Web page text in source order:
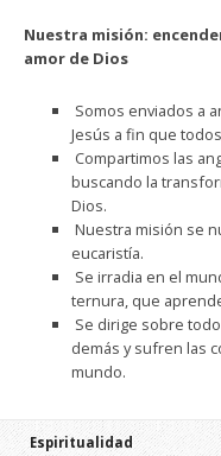
Nuestra misión:
amor de Dios
Somos enviados a
Jesús a fin que
Compartimos las
buscando la
Dios.
Nuestra misión se
eucaristía.
Se irradia en el
ternura, que
Se dirige sobre
demás y sufren las
mundo.
Espiritualidad